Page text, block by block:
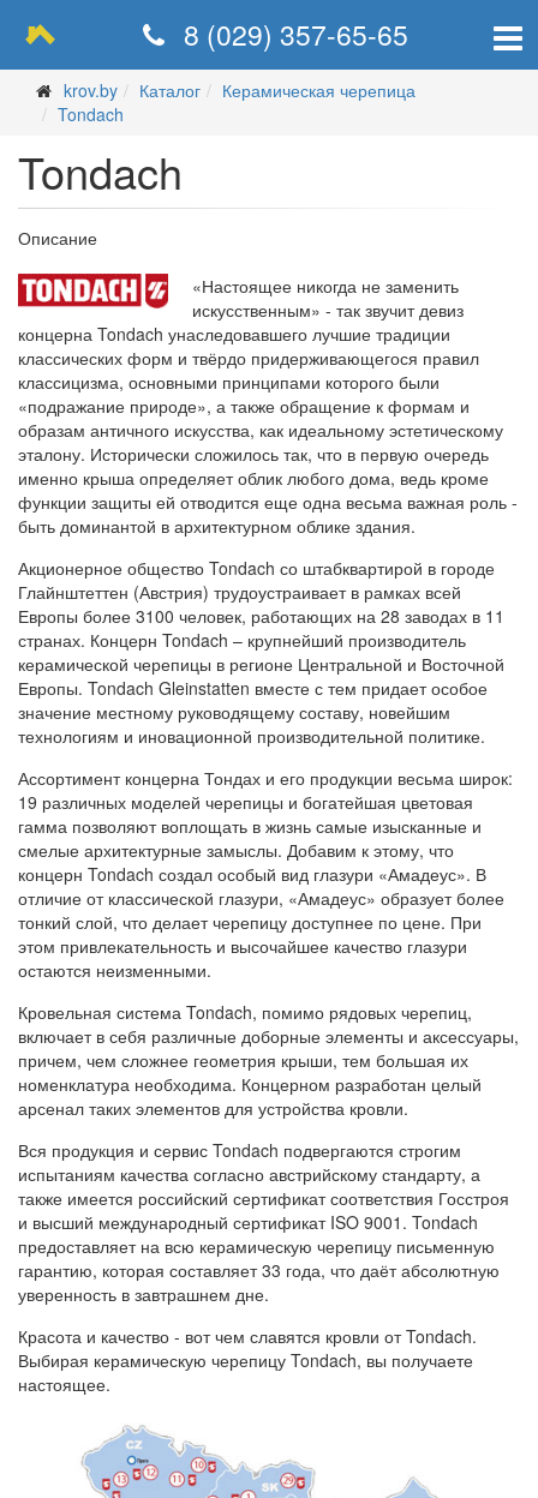
8 (029) 357-65-65
krov.by Каталог
Керамическая черепица
Tondach
Tondach
Описание
«Настоящее никогда не заменить
искусственным» - так звучит девиз
концерна Tondach унаследовавшего лучшие традиции
классических форм и твёрдо придерживающегося правил
классицизма, основными принципами которого были
«подражание природе», а также обращение к формам и
образам античного искусства, как идеальному эстетическому
эталону. Исторически сложилось так, что в первую очередь
именно крыша определяет облик любого дома, ведь кроме
функции защиты ей отводится еще одна весьма важная роль -
быть доминантой в архитектурном облике здания.
Акционерное общество Tondach со штабквартирой в городе
Глайнштеттен (Австрия) трудоустраивает в рамках всей
Европы более 3100 человек, работающих на 28 заводах в 11
странах. Концерн Tondach – крупнейший производитель
керамической черепицы в регионе Центральной и Восточной
Европы. Tondach Gleinstatten вместе с тем придает особое
значение местному руководящему составу, новейшим
технологиям и иновационной производительной политике.
Ассортимент концерна Тондах и его продукции весьма широк:
19 различных моделей черепицы и богатейшая цветовая
гамма позволяют воплощать в жизнь самые изысканные и
смелые архитектурные замыслы. Добавим к этому, что
концерн Tondach создал особый вид глазури «Амадеус». В
отличие от классической глазури, «Амадеус» образует более
тонкий слой, что делает черепицу доступнее по цене. При
этом привлекательность и высочайшее качество глазури
остаются неизменными.
Кровельная система Tondach, помимо рядовых черепиц,
включает в себя различные доборные элементы и аксессуары,
причем, чем сложнее геометрия крыши, тем большая их
номенклатура необходима. Концерном разработан целый
арсенал таких элементов для устройства кровли.
Вся продукция и сервис Tondach подвергаются строгим
испытаниям качества согласно австрийскому стандарту, а
также имеется российский сертификат соответствия Госстроя
и высший международный сертификат ISO 9001. Tondach
предоставляет на всю керамическую черепицу письменную
гарантию, которая составляет 33 года, что даёт абсолютную
уверенность в завтрашнем дне.
Красота и качество - вот чем славятся кровли от Tondach.
Выбирая керамическую черепицу Tondach, вы получаете
настоящее.